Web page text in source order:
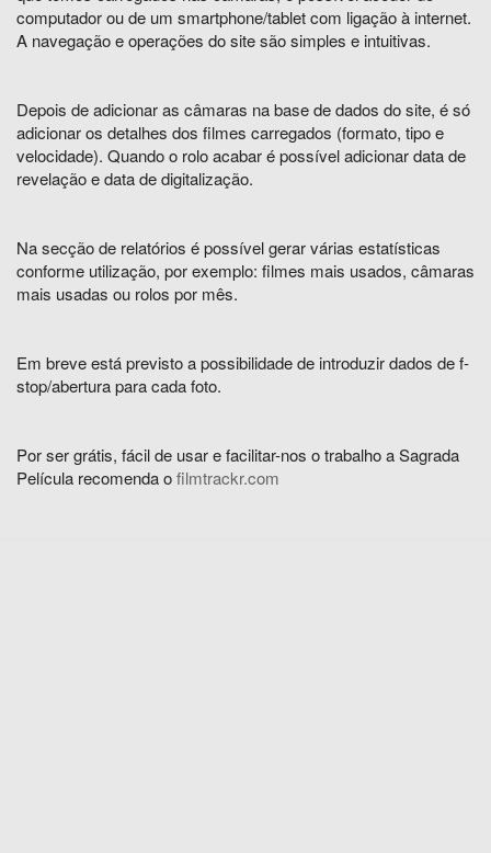
computador ou de um smartphone/tablet com ligação à internet.
A navegação e operações do site são simples e intuitivas.
Depois de adicionar as câmaras na base de dados do site, é só
adicionar os detalhes dos filmes carregados (formato, tipo e
velocidade). Quando o rolo acabar é possível adicionar data de
revelação e data de digitalização.
Na secção de relatórios é possível gerar várias estatísticas
conforme utilização, por exemplo: filmes mais usados, câmaras
mais usadas ou rolos por mês.
Em breve está previsto a possibilidade de introduzir dados de f-
stop/abertura para cada foto.
Por ser grátis, fácil de usar e facilitar-nos o trabalho a Sagrada
Película recomenda ofilmtrackr.com